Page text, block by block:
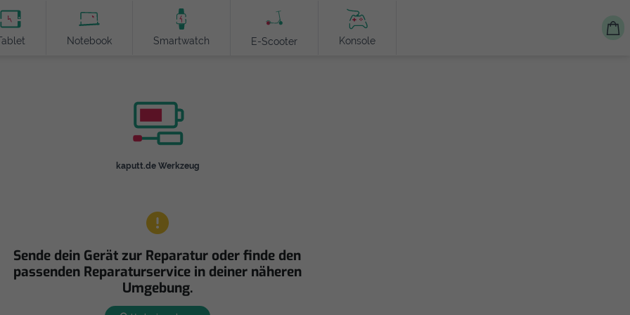
Notebook Smartwatch E-Scooter Konsole
kaputt.de Werkzeug
Sende dein Gerät zur Reparatur oder finde den
passenden Reparaturservice in deiner näheren
Umgebung.